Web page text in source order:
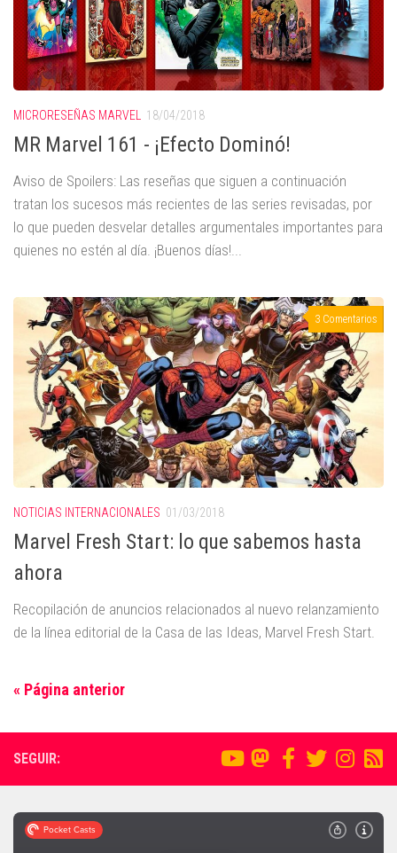
MICRORESEÑAS MARVEL 18/04/2018
MR Marvel 161 - ¡Efecto Dominó!
Aviso de Spoilers: Las reseñas que siguen a continuación
tratan los sucesos más recientes de las series revisadas, por
lo que pueden desvelar detalles argumentales importantes para
quienes no estén al día. ¡Buenos días!...
3 Comentarios
NOTICIAS INTERNACIONALES 01/03/2018
Marvel Fresh Start: lo que sabemos hasta
ahora
Recopilación de anuncios relacionados al nuevo relanzamiento
de la línea editorial de la Casa de las Ideas, Marvel Fresh Start.
« Página anterior
SEGUIR: